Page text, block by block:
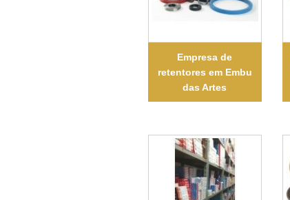
Empresa de
retentores em Embu
das Artes